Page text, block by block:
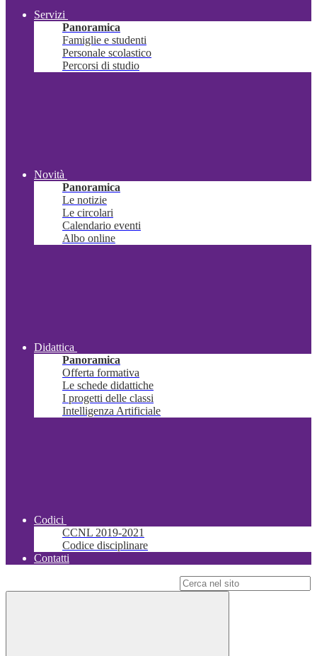
Servizi
Panoramica
Famiglie e studenti
Personale scolastico
Percorsi di studio
Novità
Panoramica
Le notizie
Le circolari
Calendario eventi
Albo online
Didattica
Panoramica
Offerta formativa
Le schede didattiche
I progetti delle classi
Intelligenza Artificiale
Codici
CCNL 2019-2021
Codice disciplinare
Contatti